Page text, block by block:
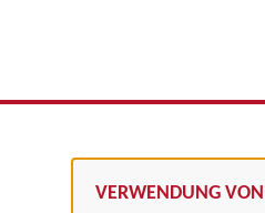
VERWENDUNG VON